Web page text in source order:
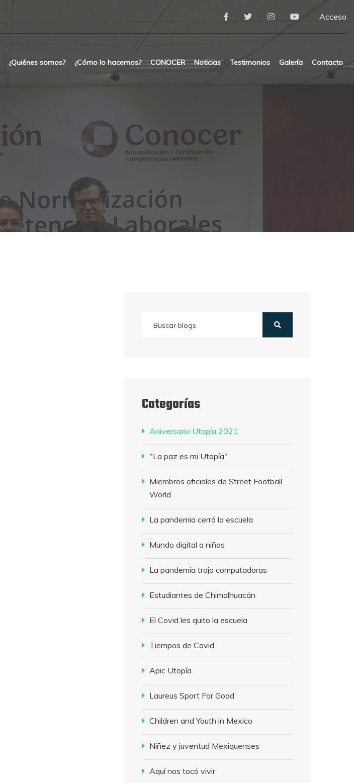
Acceso
¿Quiénes somos? ¿Cómo lo hacemos? CONOCER Noticias Testimonios Galería Contacto
Categorías
Aniversario Utopía 2021
"La paz es mi Utopía"
Miembros oficiales de Street Football
World
La pandemia cerró la escuela
Mundo digital a niños
La pandemia trajo computadoras
Estudiantes de Chimalhuacán
El Covid les quito la escuela
Tiempos de Covid
Apic Utopía
Laureus Sport For Good
Children and Youth in Mexico
Niñez y juventud Mexiquenses
Aquí nos tocó vivir